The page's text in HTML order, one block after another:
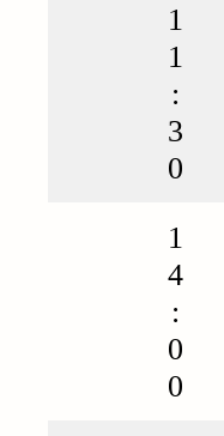
1
1
:
3
0
1
4
:
0
0